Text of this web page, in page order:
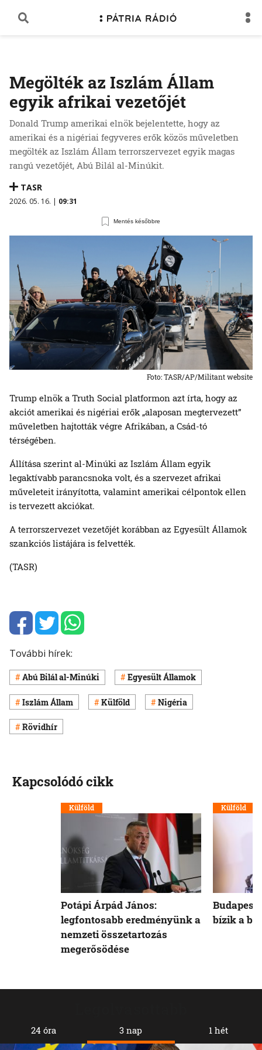
Megölték az Iszlám Állam
egyik afrikai vezetőjét
Donald Trump amerikai elnök bejelentette, hogy az
amerikai és a nigériai fegyveres erők közös műveletben
megölték az Iszlám Állam terrorszervezet egyik magas
rangú vezetőjét, Abú Bilál al-Minúkit.
TASR
2026. 05. 16. | 09:31
Mentés későbbre
Foto: TASR/AP/Militant website
Trump elnök a Truth Social platformon azt írta, hogy az
akciót amerikai és nigériai erők „alaposan megtervezett”
műveletben hajtották végre Afrikában, a Csád-tó
térségében.
Állítása szerint al-Minúki az Iszlám Állam egyik
legaktívabb parancsnoka volt, és a szervezet afrikai
műveleteit irányította, valamint amerikai célpontok ellen
is tervezett akciókat.
A terrorszervezet vezetőjét korábban az Egyesült Államok
szankciós listájára is felvették.
(TASR)
További hírek:
Abú Bilál al-Minúki Egyesült Államok
Iszlám Állam Külföld Nigéria
Rövidhír
24 óra 3 nap 1 hét
Kapcsolódó cikk
Külföld
Potápi Árpád János:
legfontosabb eredményünk a
nemzeti összetartozás
megerősödése
Külföld
Budapest
bízik a